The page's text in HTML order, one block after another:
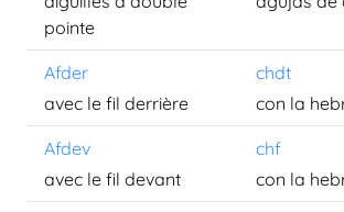
pointe
Afder
chdt
avec le fil derrière
con la
Afdev
chf
avec le fil devant
con la